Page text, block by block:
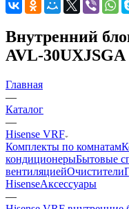
Внутренний
AVL-30UXJSGA
Главная
—
Каталог
—
Hisense VRF
Комплекты по комнатам
кондиционерыБытовые
вентиляциейОчистители
HisenseАксессуары
—